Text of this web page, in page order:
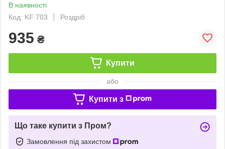
В наявності
Код: KF 703
Роздріб
935 ₴
Купити
або
Купити з
Що таке купити з Пром?
Замовлення під захистом